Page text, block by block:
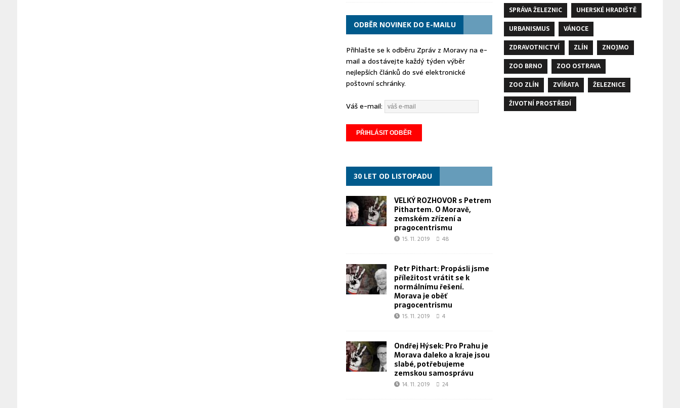
ODBĚR NOVINEK DO E-MAILU
Přihlašte se k odběru Zpráv z Moravy na e-
mail a dostávejte každý týden výběr
nejlepších článků do své elektronické
poštovní schránky.
Váš e-mail:
30 LET OD LISTOPADU
VELKÝ ROZHOVOR s Petrem
Pithartem. O Moravě,
zemském zřízení a
pragocentrismu
15. 11. 2019 48
Petr Pithart: Propásli jsme
příležitost vrátit se k
normálnímu řešení.
Morava je oběť
pragocentrismu
15. 11. 2019 4
Ondřej Hýsek: Pro Prahu je
Morava daleko a kraje jsou
slabé, potřebujeme
zemskou samosprávu
14. 11. 2019 24
SPRÁVA ŽELEZNIC
UHERSKÉ HRADIŠTĚ
URBANISMUS
VÁNOCE
ZDRAVOTNICTVÍ
ZLÍN
ZNOJMO
ZOO BRNO
ZOO OSTRAVA
ZOO ZLÍN
ZVÍŘATA
ŽELEZNICE
ŽIVOTNÍ PROSTŘEDÍ